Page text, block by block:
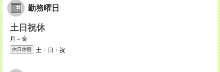
勤務曜日
土日祝休
月～金
休日休暇 土・日・祝